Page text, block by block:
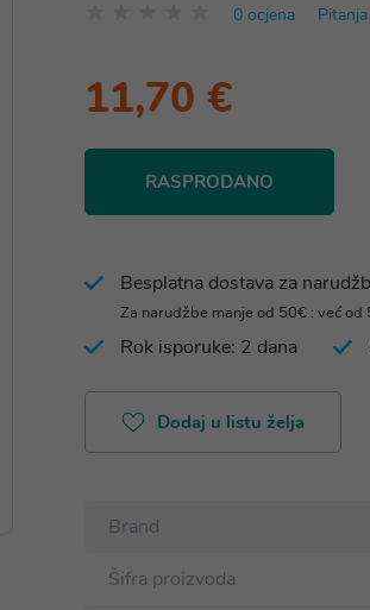
0 ocjena
11,70 €
RASPRODANO
Besplatna dostava za
Za narudžbe manje od 50€ : već od
Rok isporuke: 2 dana
Dodaj u listu želja
Brand
Šifra proizvoda